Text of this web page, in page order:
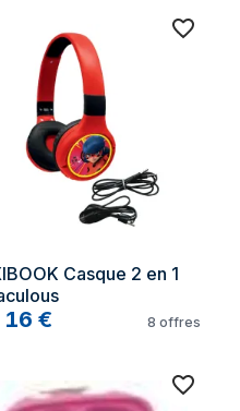
Casque 2 en 1
16 € 8 offres